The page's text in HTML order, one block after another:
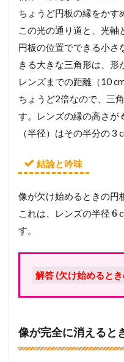
ちょうど円板の縁をかす
この光の通り道と、光軸
円板の位置でできる小さ
きる大きな三角形は、形
レンズまでの距離（10
ちょうど2倍なので、三
す。レンズの縁の高さが
（半径）はその半分の 3
結論と吟味
像が欠け始めるときの円
これは、レンズの半径 6
す。
解答 (欠け始めると
像が完全に消えると